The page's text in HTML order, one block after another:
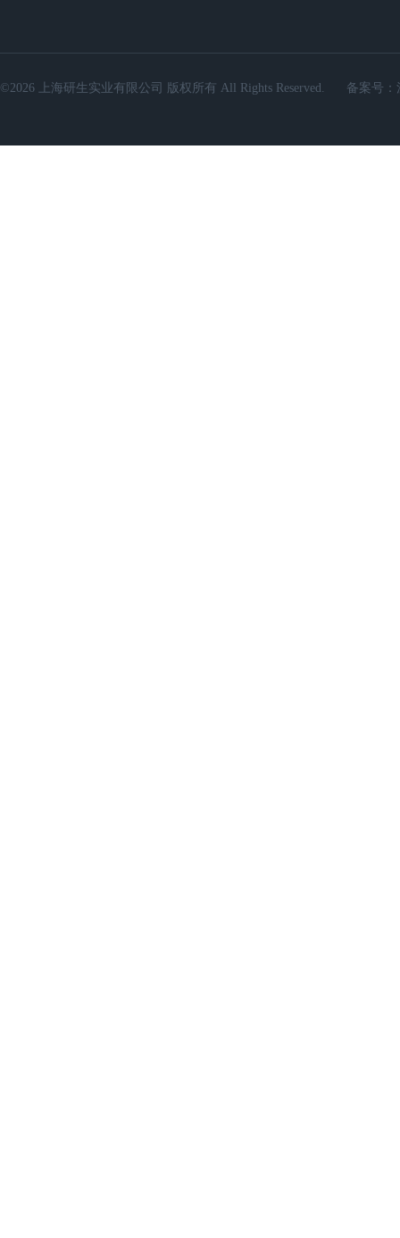
©2026 上海研生实业有限公司 版权所有 All Rights Reserved. 备案号：